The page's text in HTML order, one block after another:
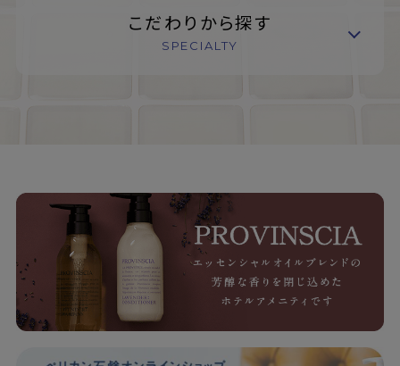
こだわりから探す
SPECIALTY